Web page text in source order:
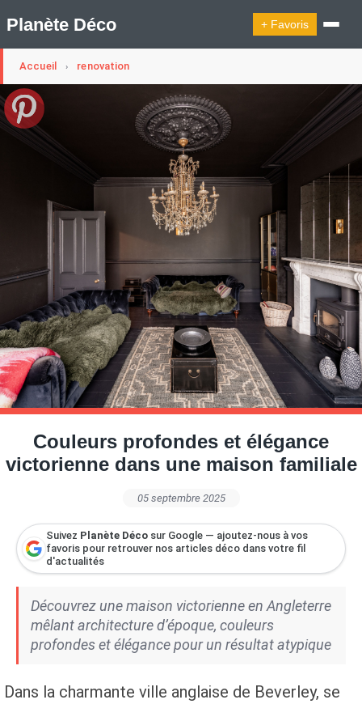
Planète Déco + Favoris
🛍︎ Shop Planète Déco ℹ︎ À propos
Appartement Design Cabanes
Decoration Noël
Design Suédois En Quelques Photos
Idées Déco En 10 Photos
La Semaine Décoration Et Design
Maison En Ville
Méli-Mélo Suédois
Publi Reportage
Tendance
La Décoration Selon Votre Signe Astrologique
Les Trouvailles Déco Du Jour
Loft
Maison Appartement Écologique
Maison Container/container House
Maison D'hôtes
Maison Et Appartement Vintage
On Décode La Déco
Petite Surface
Piscine Question De Style
Renovation
Revue De Week End
Tiny House
Accueil › renovation
Couleurs profondes et élégance
victorienne dans une maison familiale
05 septembre 2025
Suivez Planète Déco sur Google — ajoutez-nous à vos
favoris pour retrouver nos articles déco dans votre fil
d'actualités
Découvrez une maison victorienne en Angleterre
mêlant architecture d’époque, couleurs
profondes et élégance pour un résultat atypique
Dans la charmante ville anglaise de Beverley, se